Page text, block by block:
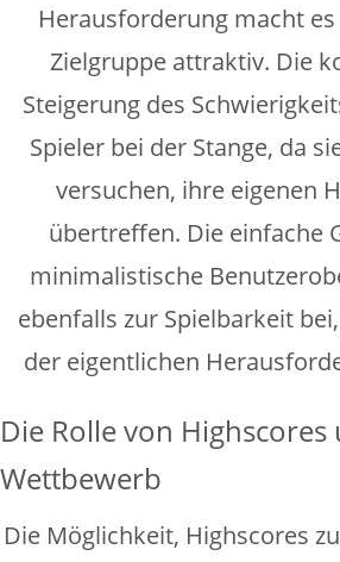
Herausforderung macht
Zielgruppe attraktiv. Die
Steigerung des
Spieler bei der Stange, da
versuchen, ihre eigenen
übertreffen. Die einfache
minimalistische
ebenfalls zur Spielbarkeit
der eigentlichen
Die Rolle von Highscores
Wettbewerb
Die Möglichkeit, Highscores